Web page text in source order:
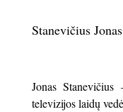
Stanevičius Jonas
Jonas Stanevičius
televizijos laidų